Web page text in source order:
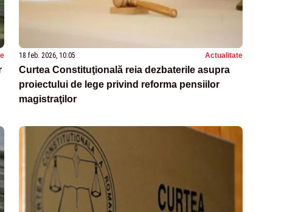
18 feb. 2026, 10:05 Actualitate
Curtea Constituţională reia dezbaterile asupra
proiectului de lege privind reforma pensiilor
magistraţilor